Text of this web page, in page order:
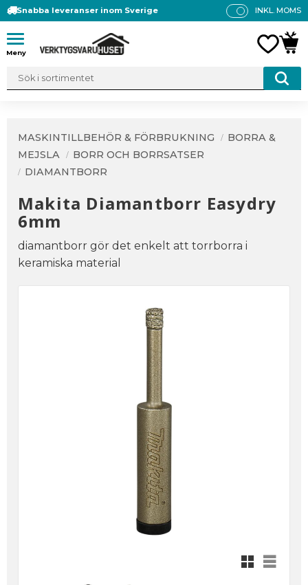
Meny
Snabba leveranser inom Sverige
P
A
INKL. MOMS
MASKINTILLBEHÖR & FÖRBRUKNING
BORRA &
MEJSLA
BORR OCH BORRSATSER
DIAMANTBORR
Makita Diamantborr Easydry
6mm
diamantborr gör det enkelt att torrborra i
keramiska material
Rutnätsvy
Listvy